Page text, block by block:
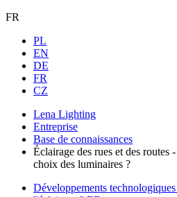
FR
PL
EN
DE
FR
CZ
Lena Lighting
Entreprise
Base de connaissances
Éclairage des rues et des
choix des luminaires ?
Développements